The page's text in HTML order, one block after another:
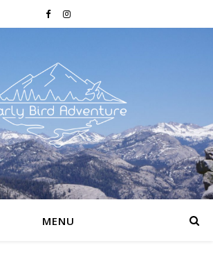
MENU